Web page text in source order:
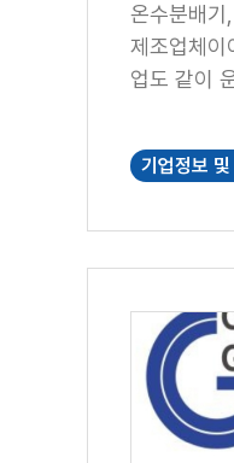
너지 솔루
실사용 환
가능한 전
온수분배기
제조업체이
업도 같이
기업정보 및